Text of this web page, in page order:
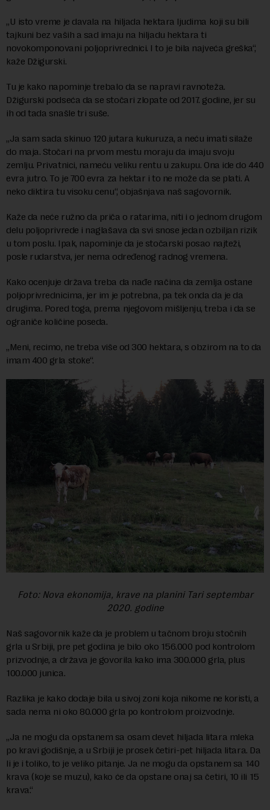
„U isto vreme je davala na hiljada hektara ljudima koji su bili
tajkuni bez vaših a sad imaju na hiljadu hektara ti
novokomponovani poljoprivrednici. I to je bila najveća greška“,
kaže Džigurski.
Tu je kako napominje trebalo da se napravi ravnoteža.
Džigurski podseća da se stočari zlopate od 2017. godine, jer su
ih od tada snašle tri suše.
„Ja sam sada skinuo 120 jutara kukuruza, a neću imati silaže
do maja. Stočari na prvom mestu moraju da imaju svoju
zemlju. Privatnici, nameću veliku rentu u zakupu. Ona ide do 440
evra jutro. To je 700 evra za hektar i to ne može da se plati. A
neko diktira tu visoku cenu“, objašnjava naš sagovornik.
Kaže da neće ružno da priča o ratarima, niti i o jednom drugom
delu poljoprivrede i naglašava da svi snose jedan ozbiljan rizik
u tom poslu. Ipak, napominje da je stočarski posao najteži,
posle rudarstva, jer nema određenog radnog vremena.
Kako ocenjuje država treba da nađe načina da zemlja ostane
poljoprivrednicima, jer im je potrebna, pa tek onda da je da
drugima. Pored toga, prema njegovom mišljenju, treba i da se
ograniče količine poseda.
„Meni, recimo, ne treba više od 300 hektara, s obzirom na to da
imam 400 grla stoke“.
Foto: Nova ekonomija, krave na planini Tari septembar
2020. godine
Naš sagovornik kaže da je problem u tačnom broju stočnih
grla u Srbiji, pre pet godina je bilo oko 156.000 pod kontrolom
prizvodnje, a država je govorila kako ima 300.000 grla, plus
100.000 junica.
Razlika je kako dodaje bila u sivoj zoni koja nikome ne koristi, a
sada nema ni oko 80.000 grla po kontrolom proizvodnje.
„Ja ne mogu da opstanem sa osam devet hiljada litara mleka
po kravi godišnje, a u Srbiji je prosek četiri-pet hiljada litara. Da
li je i toliko, to je veliko pitanje. Ja ne mogu da opstanem sa 140
krava (koje se muzu), kako će da opstane onaj sa četiri, 10 ili 15
krava.“